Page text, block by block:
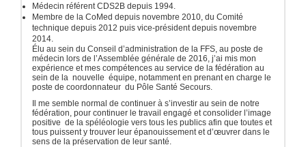
Médecin référent CDS2B depuis 1994.
Membre de la CoMed depuis novembre 2010, du Comité
technique depuis 2012 puis vice-président depuis novembre
2014.
Élu au sein du Conseil d’administration de la FFS, au poste de
médecin lors de l’Assemblée générale de 2016, j’ai mis mon
expérience et mes compétences au service de la fédération au
sein de la nouvelle équipe, notamment en prenant en charge le
poste de coordonnateur du Pôle Santé Secours.
Il me semble normal de continuer à s’investir au sein de notre
fédération, pour continuer le travail engagé et consolider l’image
positive de la spéléologie vers tous les publics afin que toutes et
tous puissent y trouver leur épanouissement et d’œuvrer dans le
sens de la préservation de leur santé.